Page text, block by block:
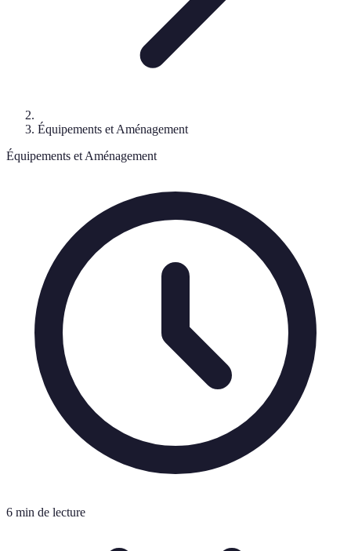
Équipements et Aménagement
Équipements et Aménagement
6 min de lecture